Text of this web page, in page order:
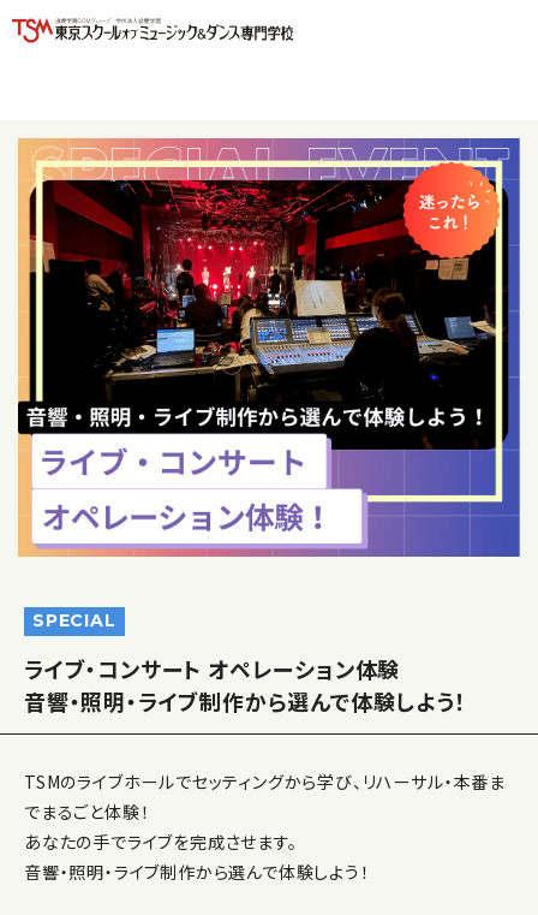
SPECIAL
ライブ・コンサート オペレーション体験
音響・照明・ライブ制作から選んで体験しよう！
TSMのライブホールでセッティングから学び、リハーサル・本番ま
でまるごと体験！
あなたの手でライブを完成させます。
音響・照明・ライブ制作から選んで体験しよう！